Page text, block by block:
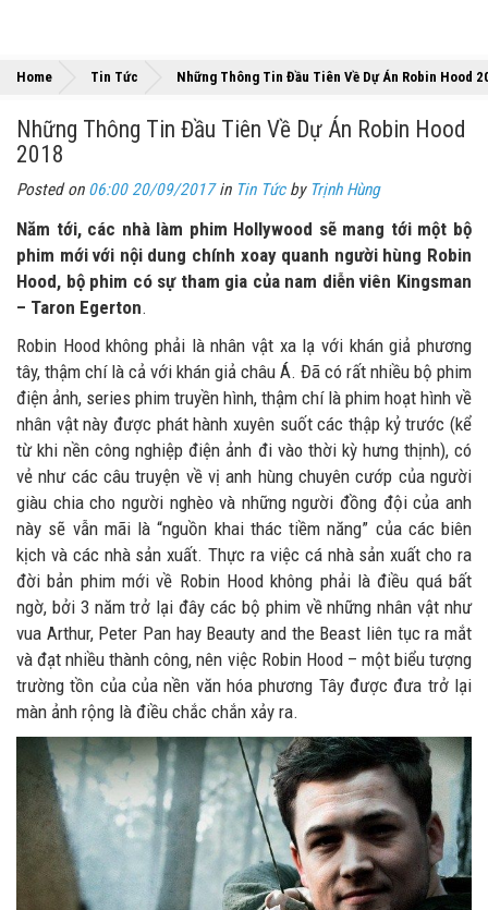
Home Tin Tức Những Thông Tin Đầu Tiên Về Dự Án Robin Hood
Những Thông Tin Đầu Tiên Về Dự Án Robin Hood
2018
Posted on 06:00 20/09/2017in Tin Tứcby Trịnh Hùng
Năm tới, các nhà làm phim Hollywood sẽ mang tới một bộ
phim mới với nội dung chính xoay quanh người hùng Robin
Hood, bộ phim có sự tham gia của nam diễn viên Kingsman
– Taron Egerton.
Robin Hood không phải là nhân vật xa lạ với khán giả phương
tây, thậm chí là cả với khán giả châu Á. Đã có rất nhiều bộ phim
điện ảnh, series phim truyền hình, thậm chí là phim hoạt hình về
nhân vật này được phát hành xuyên suốt các thập kỷ trước (kể
từ khi nền công nghiệp điện ảnh đi vào thời kỳ hưng thịnh), có
vẻ như các câu truyện về vị anh hùng chuyên cướp của người
giàu chia cho người nghèo và những người đồng đội của anh
này sẽ vẫn mãi là “nguồn khai thác tiềm năng” của các biên
kịch và các nhà sản xuất. Thực ra việc cá nhà sản xuất cho ra
đời bản phim mới về Robin Hood không phải là điều quá bất
ngờ, bởi 3 năm trở lại đây các bộ phim về những nhân vật như
vua Arthur, Peter Pan hay Beauty and the Beast liên tục ra mắt
và đạt nhiều thành công, nên việc Robin Hood – một biểu tượng
trường tồn của của nền văn hóa phương Tây được đưa trở lại
màn ảnh rộng là điều chắc chắn xảy ra.